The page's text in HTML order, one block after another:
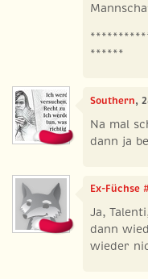
******
Southern,
Na mal
dann ja
Ex-Füchse
Ja,
dann
wieder